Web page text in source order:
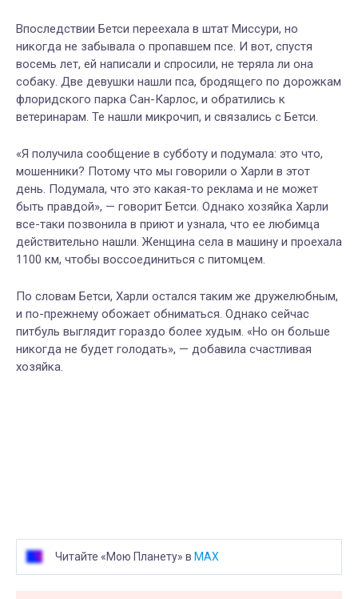
Впоследствии Бетси переехала в штат Миссури, но
никогда не забывала о пропавшем псе. И вот, спустя
восемь лет, ей написали и спросили, не теряла ли она
собаку. Две девушки нашли пса, бродящего по дорожкам
флоридского парка Сан-Карлос, и обратились к
ветеринарам. Те нашли микрочип, и связались с Бетси.
«Я получила сообщение в субботу и подумала: это что,
мошенники? Потому что мы говорили о Харли в этот
день. Подумала, что это какая-то реклама и не может
быть правдой», — говорит Бетси. Однако хозяйка Харли
все-таки позвонила в приют и узнала, что ее любимца
действительно нашли. Женщина села в машину и проехала
1100 км, чтобы воссоединиться с питомцем.
По словам Бетси, Харли остался таким же дружелюбным,
и по-прежнему обожает обниматься. Однако сейчас
питбуль выглядит гораздо более худым. «Но он больше
никогда не будет голодать», — добавила счастливая
хозяйка.
Читайте «Мою Планету» в MAX